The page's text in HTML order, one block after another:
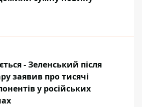
- Зеленський після
заявив про тисячі
у російських